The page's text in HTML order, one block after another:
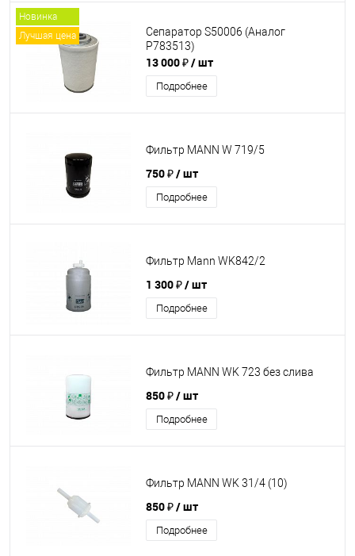
Новинка
Лучшая цена
Сепаратор S50006 (Аналог
P783513)
13 000 ₽/ шт
Подробнее
Фильтр MANN W 719/5
750 ₽/ шт
Подробнее
Фильтр Mann WK842/2
1 300 ₽/ шт
Подробнее
Фильтр MANN WK 723 без слива
850 ₽/ шт
Подробнее
Фильтр MANN WK 31/4 (10)
850 ₽/ шт
Подробнее